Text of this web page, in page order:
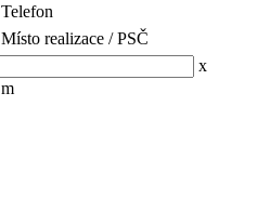
Telefon
Místo realizace / PSČ
x
m